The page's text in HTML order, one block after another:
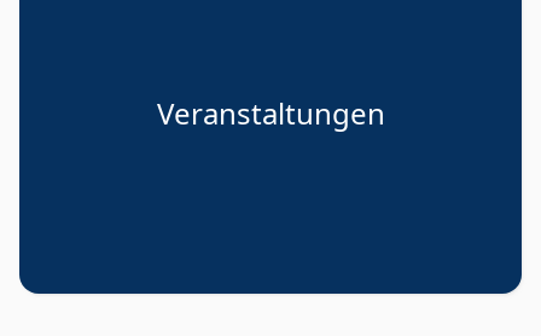
Veranstaltungen